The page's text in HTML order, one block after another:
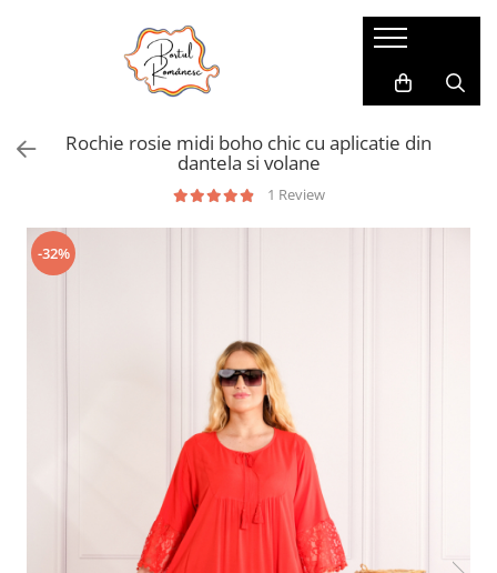
Pijamale Dama Marimi Mari
Pijamale Baieti
Pijamale Fetite
Imbracaminte copii
Imbracaminte Baieti
Rochie rosie midi boho chic cu aplicatie din
dantela si volane
1 Review
-32%